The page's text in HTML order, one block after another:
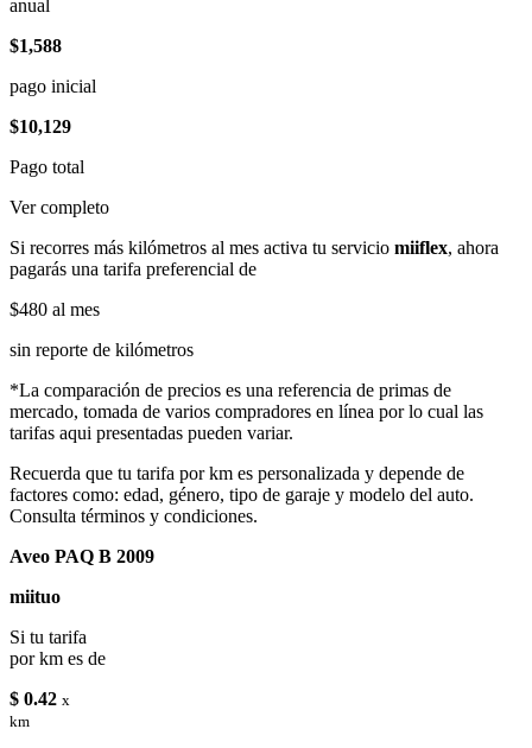
anual
$1,588
pago inicial
$10,129
Pago total
Ver completo
Si recorres más kilómetros al mes activa tu servicio miiflex, ahora
pagarás una tarifa preferencial de
$480 al mes
sin reporte de kilómetros
*La comparación de precios es una referencia de primas de
mercado, tomada de varios compradores en línea por lo cual las
tarifas aqui presentadas pueden variar.
Recuerda que tu tarifa por km es personalizada y depende de
factores como: edad, género, tipo de garaje y modelo del auto.
Consulta términos y condiciones.
Aveo PAQ B 2009
miituo
Si tu tarifa
por km es de
$ 0.42 x
km